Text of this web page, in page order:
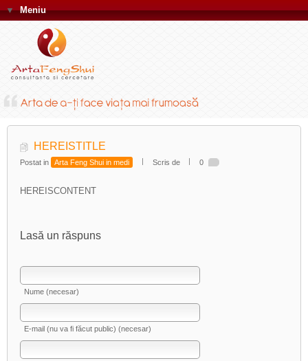
▼Meniu
HEREISTITLE
Postat in Arta Feng Shui in medi Scris de 0
HEREISCONTENT
Lasă un răspuns
Nume (necesar)
E-mail (nu va fi făcut public) (necesar)